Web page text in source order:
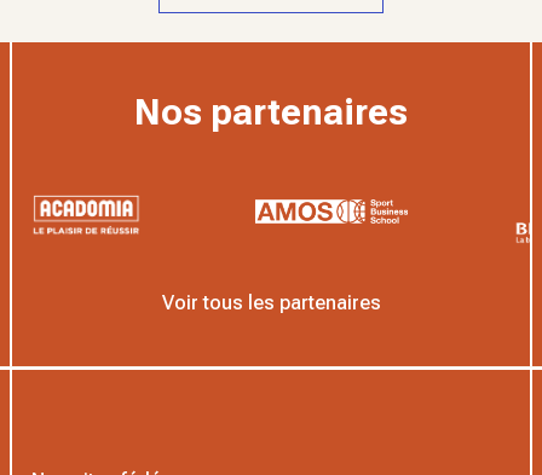
Nos partenaires
Voir tous les partenaires